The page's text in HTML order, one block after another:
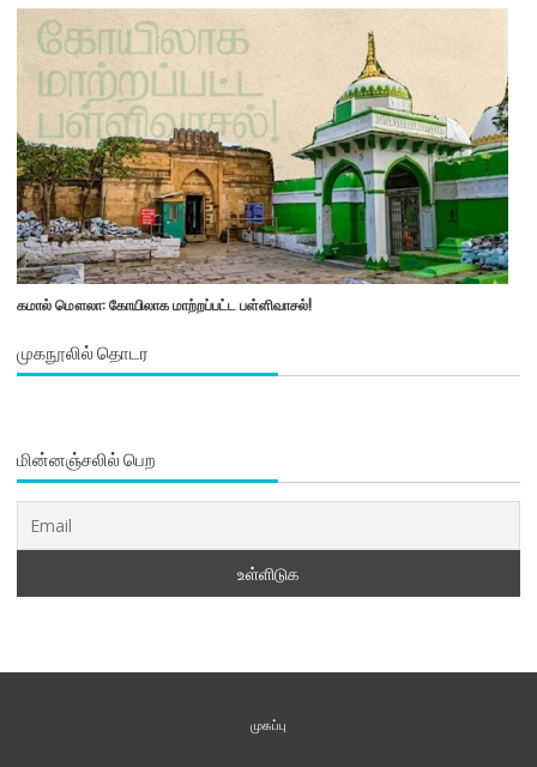
கமால் மௌலா: கோயிலாக மாற்றப்பட்ட பள்ளிவாசல்!
முகநூலில் தொடர
மின்னஞ்சலில் பெற
முகப்பு